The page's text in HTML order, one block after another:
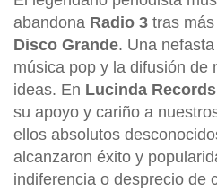
abandona Radio 3 tras
Disco Grande. Una
música pop y la difusión de
ideas. En Lucinda Records
su apoyo y cariño a
ellos absolutos
alcanzaron éxito y
indiferencia o desprecio de